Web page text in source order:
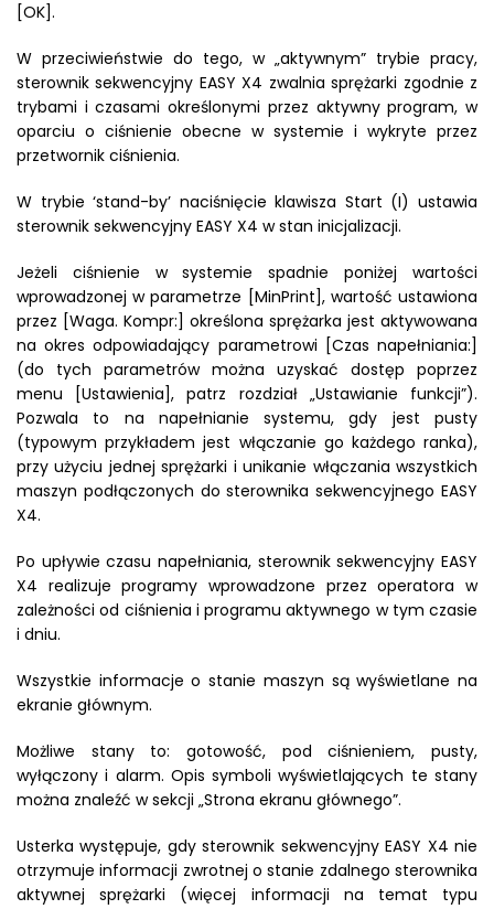
[OK].
W przeciwieństwie do tego, w „aktywnym” trybie pracy,
sterownik sekwencyjny EASY X4 zwalnia sprężarki zgodnie z
trybami i czasami określonymi przez aktywny program, w
oparciu o ciśnienie obecne w systemie i wykryte przez
przetwornik ciśnienia.
W trybie ‘stand-by’ naciśnięcie klawisza Start (I) ustawia
sterownik sekwencyjny EASY X4 w stan inicjalizacji.
Jeżeli ciśnienie w systemie spadnie poniżej wartości
wprowadzonej w parametrze [MinPrint], wartość ustawiona
przez [Waga. Kompr:] określona sprężarka jest aktywowana
na okres odpowiadający parametrowi [Czas napełniania:]
(do tych parametrów można uzyskać dostęp poprzez
menu [Ustawienia], patrz rozdział „Ustawianie funkcji”).
Pozwala to na napełnianie systemu, gdy jest pusty
(typowym przykładem jest włączanie go każdego ranka),
przy użyciu jednej sprężarki i unikanie włączania wszystkich
maszyn podłączonych do sterownika sekwencyjnego EASY
X4.
Po upływie czasu napełniania, sterownik sekwencyjny EASY
X4 realizuje programy wprowadzone przez operatora w
zależności od ciśnienia i programu aktywnego w tym czasie
i dniu.
Wszystkie informacje o stanie maszyn są wyświetlane na
ekranie głównym.
Możliwe stany to: gotowość, pod ciśnieniem, pusty,
wyłączony i alarm. Opis symboli wyświetlających te stany
można znaleźć w sekcji „Strona ekranu głównego”.
Usterka występuje, gdy sterownik sekwencyjny EASY X4 nie
otrzymuje informacji zwrotnej o stanie zdalnego sterownika
aktywnej sprężarki (więcej informacji na temat typu